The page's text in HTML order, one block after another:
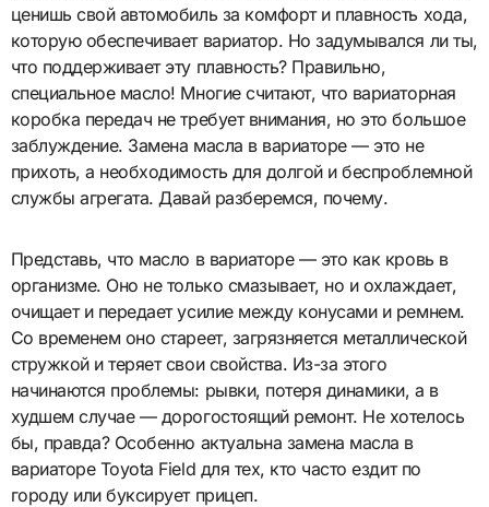
ценишь свой автомобиль за комфорт и плавность хода,
которую обеспечивает вариатор. Но задумывался ли ты,
что поддерживает эту плавность? Правильно,
специальное масло! Многие считают, что вариаторная
коробка передач не требует внимания, но это большое
заблуждение. Замена масла в вариаторе — это не
прихоть, а необходимость для долгой и беспроблемной
службы агрегата. Давай разберемся, почему.
Представь, что масло в вариаторе — это как кровь в
организме. Оно не только смазывает, но и охлаждает,
очищает и передает усилие между конусами и ремнем.
Со временем оно стареет, загрязняется металлической
стружкой и теряет свои свойства. Из-за этого
начинаются проблемы: рывки, потеря динамики, а в
худшем случае — дорогостоящий ремонт. Не хотелось
бы, правда? Особенно актуальна замена масла в
вариаторе Toyota Field для тех, кто часто ездит по
городу или буксирует прицеп.